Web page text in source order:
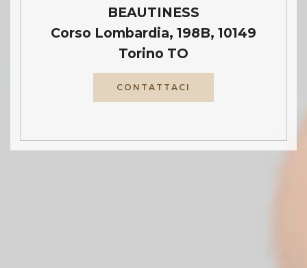
BEAUTINESS
Corso Lombardia, 198B, 10149
Torino TO
CONTATTACI